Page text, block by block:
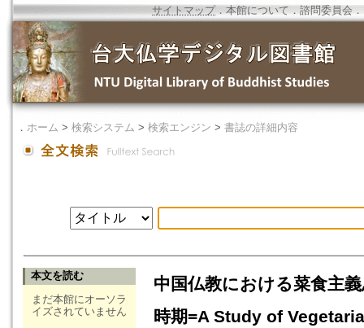
サイトマップ．本館について ． 諮問委員会 ．
． ホーム > 検索システム > 検索エンジン > 書誌の詳細内容
本文を読む
まだ本館にオーソラ
イズされていません
中国仏教における菜食主
時期=A Study of